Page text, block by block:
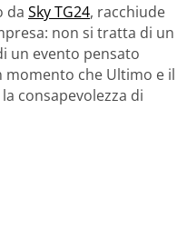
da Sky TG24, racchiude
non si tratta di un
un evento pensato
che Ultimo e il
consapevolezza di